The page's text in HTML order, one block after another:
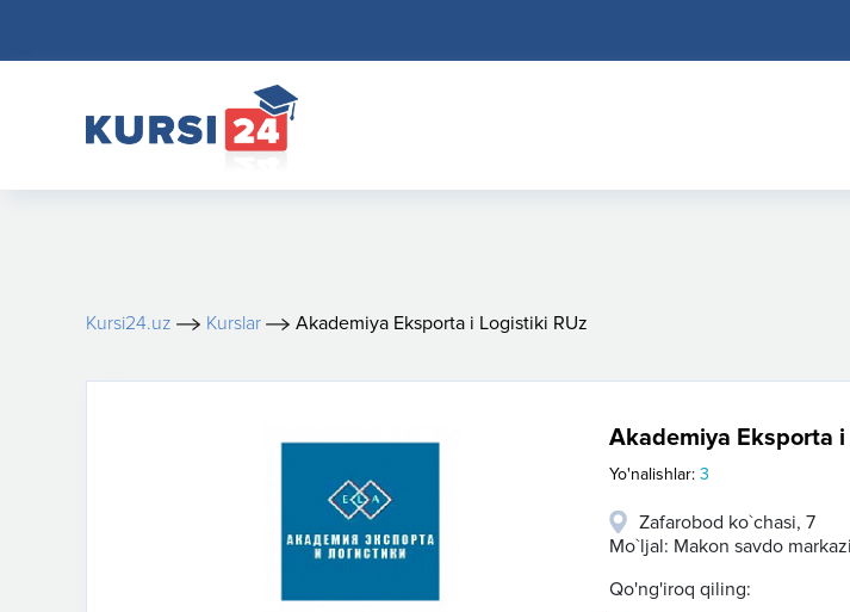
Kursi24.uz Kurslar Akademiya Eksporta i Logistiki RUz
Akademiya Eksporta
Yo'nalishlar: 3
Zafarobod ko`chasi, 7
Mo`ljal: Makon savdo
Qo'ng'iroq qiling: